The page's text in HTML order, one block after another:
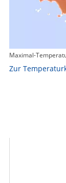
Maximal-
Zur